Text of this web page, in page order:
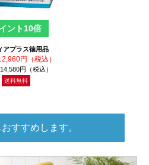
ント10倍
アプラス徳用品
円（税込）
円（税込）
送料無料
すすめします。